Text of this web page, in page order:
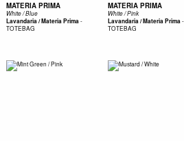
MATERIA PRIMA
White / Blue
Lavandaria / Materia Prima-
TOTEBAG
MATERIA PRIMA
White / Pink
Lavandaria / Materia Prima-
TOTEBAG